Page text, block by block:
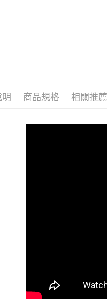
明 商品規格 相關推薦